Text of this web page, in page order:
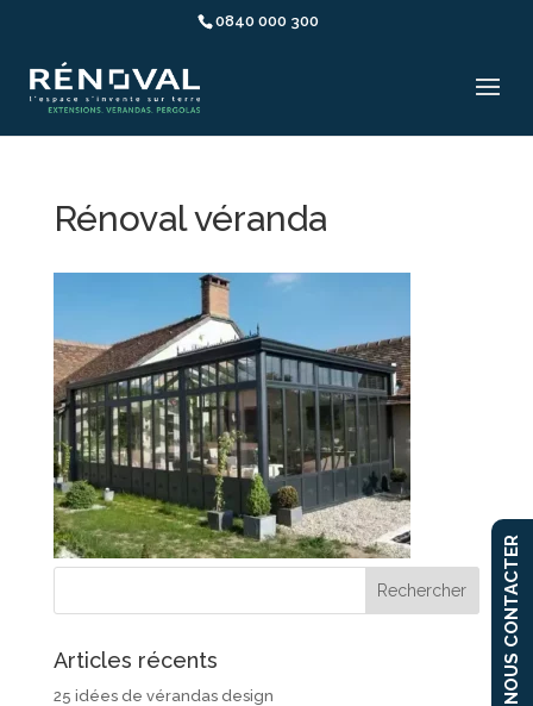
0840 000 300
Rénoval véranda
Articles récents
25 idées de vérandas design
NOUS CONTACTER